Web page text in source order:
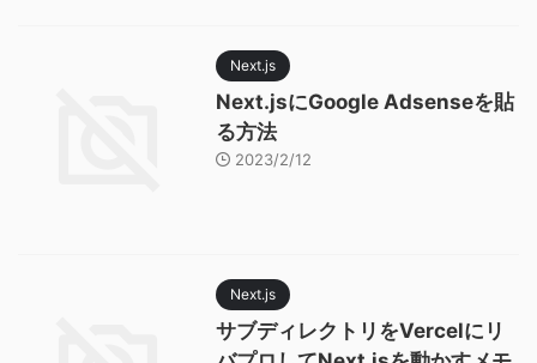
Next.js
Next.jsにGoogle Adsenseを貼
る方法
2023/2/12
Next.js
サブディレクトリをVercelにリ